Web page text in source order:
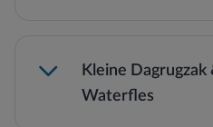
Kleine
Waterfles